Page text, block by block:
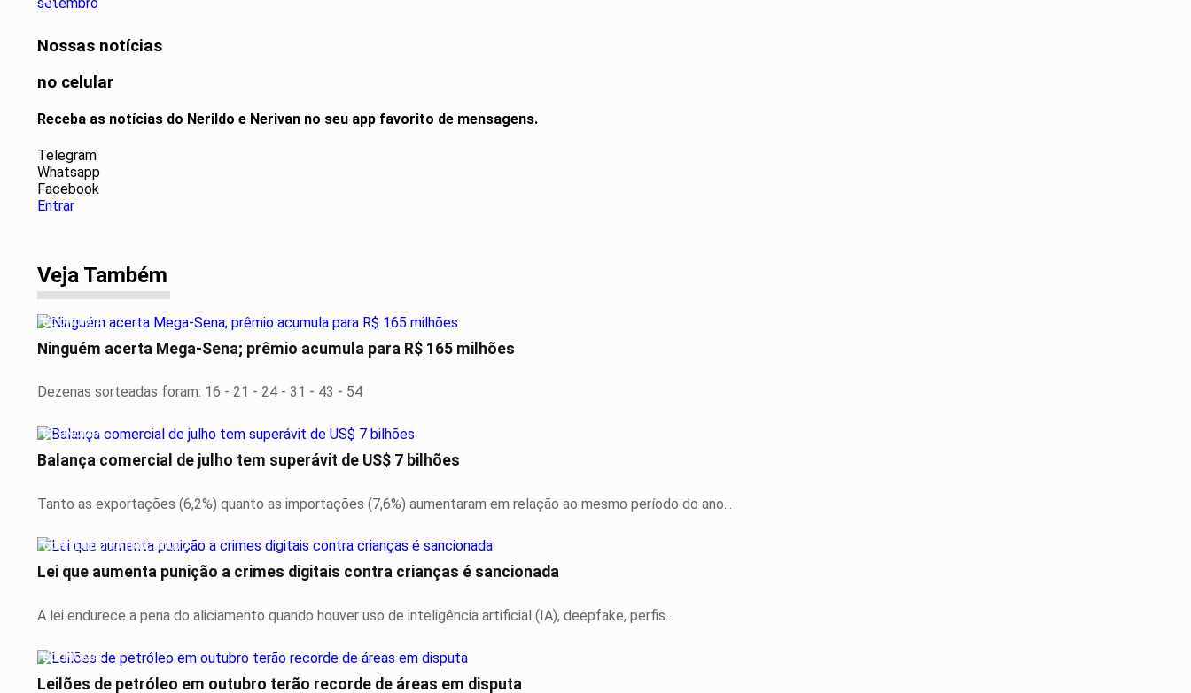
Nossas notícias
no celular
Receba as notícias do Nerildo e Nerivan no seu app favorito de mensagens.
Telegram
Whatsapp
Facebook
Entrar
Veja Também
ECONOMIA
Ninguém acerta Mega-Sena; prêmio acumula para R$ 165 milhões
Dezenas sorteadas foram: 16 - 21 - 24 - 31 - 43 - 54
ECONOMIA
Balança comercial de julho tem superávit de US$ 7 bilhões
Tanto as exportações (6,2%) quanto as importações (7,6%) aumentaram em relação ao mesmo período do ano...
CONTEÚDO PATROCINADO
Lei que aumenta punição a crimes digitais contra crianças é sancionada
A lei endurece a pena do aliciamento quando houver uso de inteligência artificial (IA), deepfake, perfis...
ECONOMIA
Leilões de petróleo em outubro terão recorde de áreas em disputa